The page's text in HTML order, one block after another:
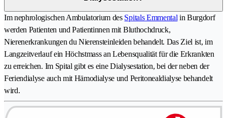
Im nephrologischen Ambulatorium des Spitals Emmental in Burgdorf
werden Patienten und Patientinnen mit Bluthochdruck,
Nierenerkrankungen du Nierensteinleiden behandelt. Das Ziel ist, im
Langzeitverlauf ein Höchstmass an Lebensqualität für die Erkrankten
zu erreichen. Im Spital gibt es eine Dialysestation, bei der neben der
Feriendialyse auch mit Hämodialyse und Peritonealdialyse behandelt
wird.